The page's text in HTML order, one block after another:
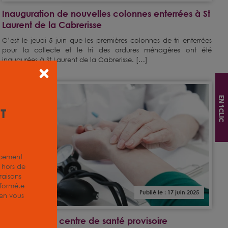
Inauguration de nouvelles colonnes enterrées à St
Laurent de la Cabrerisse
C’est le jeudi 5 juin que les premières colonnes de tri enterrées
pour la collecte et le tri des ordures ménagères ont été
inaugurées à St Laurent de la Cabrerisse. […]
Publié le : 17 juin 2025
Ouverture du centre de santé provisoire
En 1 clic
de
vous